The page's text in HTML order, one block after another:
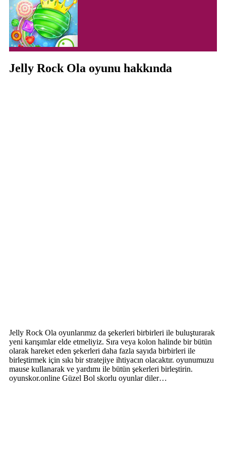
Jelly Rock Ola oyunu hakkında
Jelly Rock Ola oyunlarımız da şekerleri birbirleri ile buluşturarak
yeni karışımlar elde etmeliyiz. Sıra veya kolon halinde bir bütün
olarak hareket eden şekerleri daha fazla sayıda birbirleri ile
birleştirmek için sıkı bir stratejiye ihtiyacın olacaktır. oyunumuzu
mause kullanarak ve yardımı ile bütün şekerleri birleştirin.
oyunskor.online Güzel Bol skorlu oyunlar diler…